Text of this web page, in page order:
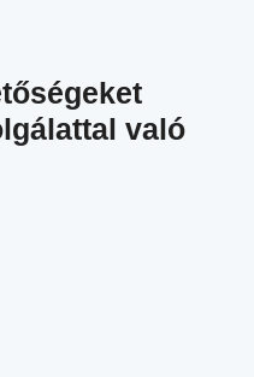
való